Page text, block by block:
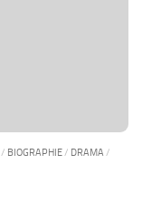
/ BIOGRAPHIE/ DRAMA /